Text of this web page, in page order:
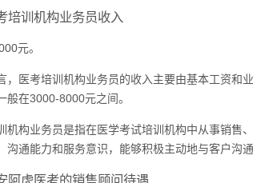
培训机构业务员收入
元。
，医考培训机构业务员的收入主要由基本工资和
般在3000-8000元之间。
机构业务员是指在医学考试培训机构中从事销售
沟通能力和服务意识，能够积极主动地与客户沟
阿虎医考的销售顾问待遇